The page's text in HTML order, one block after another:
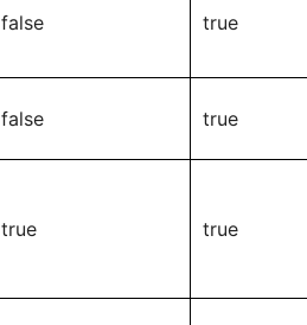
false true
false true
true true